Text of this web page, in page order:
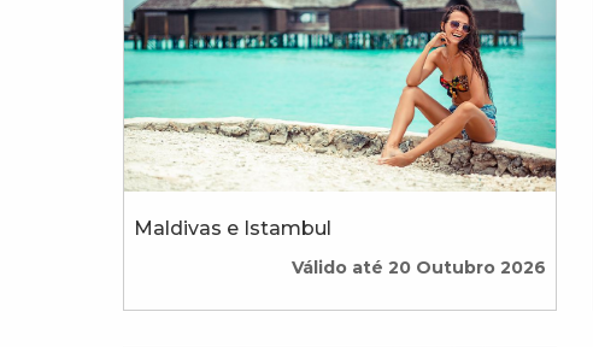
Maldivas e Istambul
Válido até 20 Outubro 2026